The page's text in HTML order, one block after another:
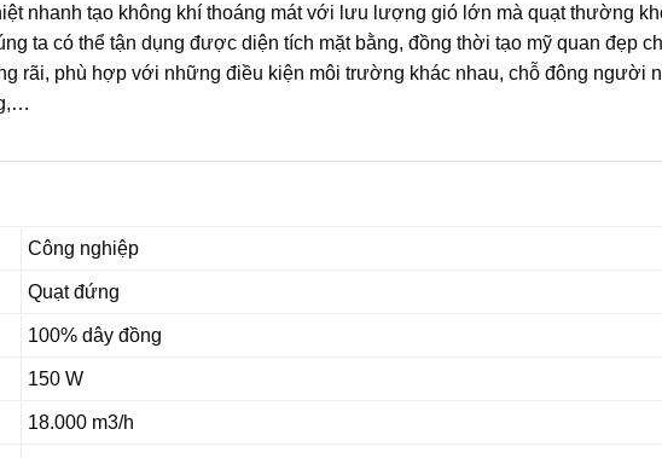
nhanh tạo không khí thoáng mát với lưu lượng gió lớn mà quạt thường
ta có thể tận dụng được diện tích mặt bằng, đồng thời tạo mỹ quan đẹp
rãi, phù hợp với những điều kiện môi trường khác nhau, chỗ đông người
Công nghiệp
Quạt đứng
100% dây đồng
150 W
18.000 m3/h